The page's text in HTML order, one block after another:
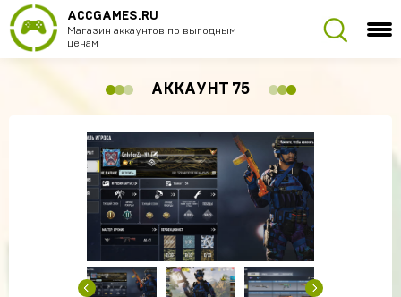
ACCGAMES.RU
Магазин аккаунтов по выгодным
ценам
АККАУНТ 75